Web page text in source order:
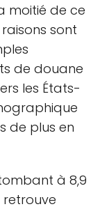
moitié de ce
sont
de douane
les États-
de plus en
à 8,9
retrouve